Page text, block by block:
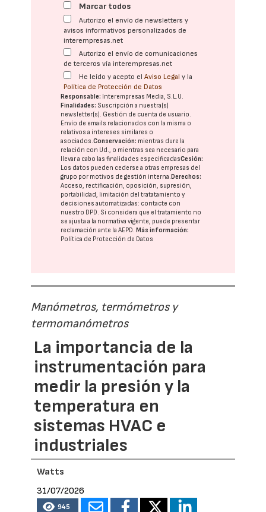
Marcar todos
Autorizo el envío de newsletters y
avisos informativos personalizados de
interempresas.net
Autorizo el envío de comunicaciones
de terceros vía interempresas.net
He leído y acepto elAviso Legal y la
Política de Protección de Datos
Responsable: Interempresas Media, S.L.U.
Finalidades: Suscripción a nuestra(s)
newsletter(s). Gestión de cuenta de usuario.
Envío de emails relacionados con la misma o
relativos a intereses similares o
asociados.Conservación: mientras dure la
relación con Ud., o mientras sea necesario para
llevar a cabo las finalidades especificadasCesión:
Los datos pueden cederse a otras empresas del
grupo por motivos de gestión interna.Derechos:
Acceso, rectificación, oposición, supresión,
portabilidad, limitación del tratatamiento y
decisiones automatizadas: contacte con
nuestro DPD. Si considera que el tratamiento no
se ajusta a la normativa vigente, puede presentar
reclamación ante laAEPD.Más información:
Política de Protección de Datos
Manómetros, termómetros y
termomanómetros
La importancia de la
instrumentación para
medir la presión y la
temperatura en
sistemas HVAC e
industriales
Watts
31/07/2026
945